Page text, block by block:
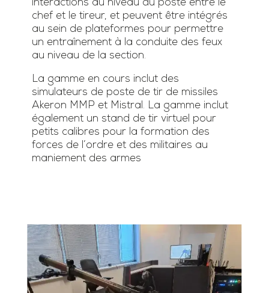
interactions au niveau du poste entre le
chef et le tireur, et peuvent être intégrés
au sein de plateformes pour permettre
un entraînement à la conduite des feux
au niveau de la section.
La gamme en cours inclut des
simulateurs de poste de tir de missiles
Akeron MMP et Mistral. La gamme inclut
également un stand de tir virtuel pour
petits calibres pour la formation des
forces de l’ordre et des militaires au
maniement des armes